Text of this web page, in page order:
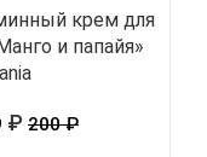
крем для
и папайя»
₽ 200 ₽